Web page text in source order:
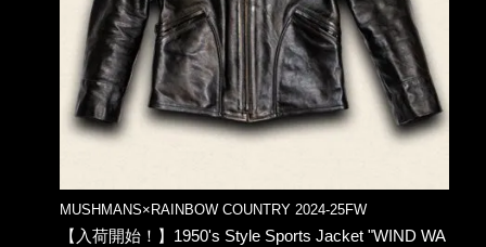
MUSHMANS×RAINBOW COUNTRY 2024-25FW
【入荷開始！】1950's Style Sports Jacket "WIND WA